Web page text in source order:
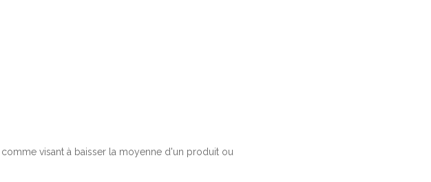
visant à baisser la moyenne d'un produit ou